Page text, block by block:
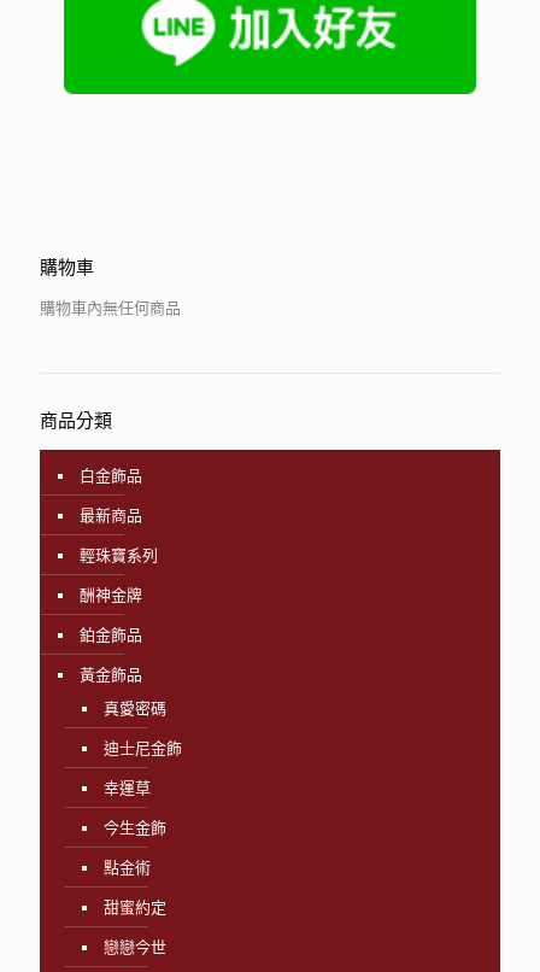
購物車
購物車內無任何商品
商品分類
白金飾品
最新商品
輕珠寶系列
酬神金牌
鉑金飾品
黃金飾品
真愛密碼
迪士尼金飾
幸運草
今生金飾
點金術
甜蜜約定
戀戀今世